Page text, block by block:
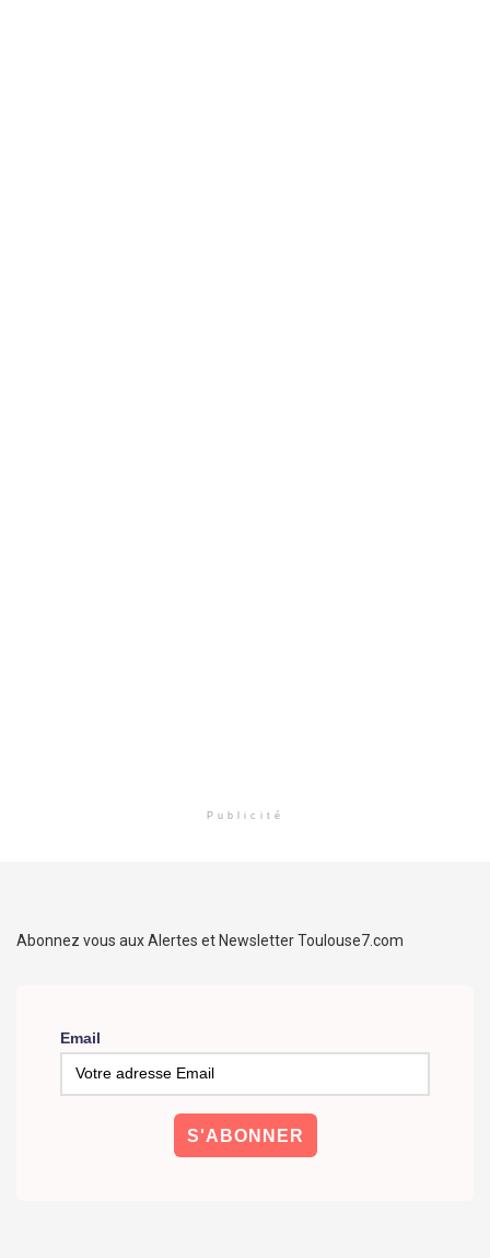
Publicité
Abonnez vous aux Alertes et Newsletter Toulouse7.com
Email